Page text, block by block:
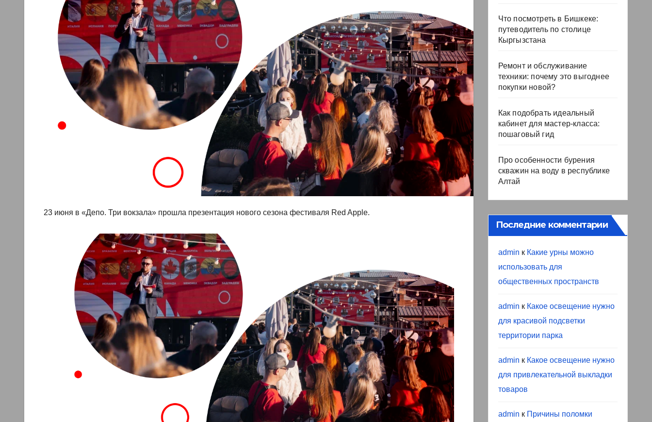
23 июня в «Депо. Три вокзала» прошла презентация нового сезона фестиваля Red Apple.
Что посмотреть в Бишкеке:
путеводитель по столице
Кыргызстана
Ремонт и обслуживание
техники: почему это выгоднее
покупки новой?
Как подобрать идеальный
кабинет для мастер-класса:
пошаговый гид
Про особенности бурения
скважин на воду в республике
Алтай
Последние комментарии
admin к Какие урны можно
использовать для
общественных пространств
admin к Какое освещение нужно
для красивой подсветки
территории парка
admin к Какое освещение нужно
для привлекательной выкладки
товаров
admin к Причины поломки